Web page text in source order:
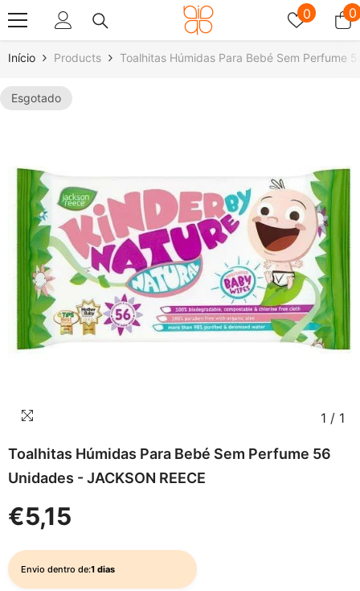
0Listas 00
Início Products Toalhitas Húmidas Para Bebé Sem Perfume
Esgotado
1 / 1
Toalhitas Húmidas Para Bebé Sem Perfume 56
Unidades - JACKSON REECE
€5,15
Envio dentro de:1 dias